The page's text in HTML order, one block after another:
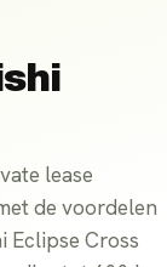
lease
de voordelen
Eclipse Cross